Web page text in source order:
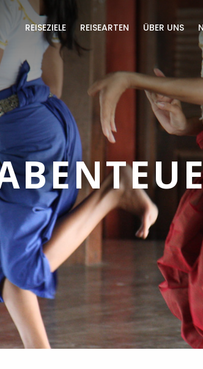
REISEZIELE REISEARTEN ÜBER UNS